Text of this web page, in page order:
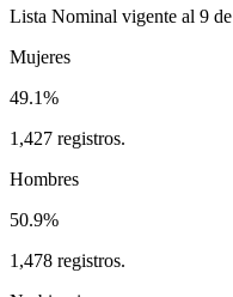
Lista Nominal vigente al 9
Mujeres
49.1%
1,427 registros.
Hombres
50.9%
1,478 registros.